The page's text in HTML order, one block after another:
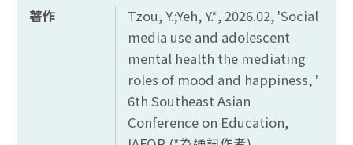
著作
Tzou, Y.;Yeh, Y.*, 2026.02, 'Social
media use and adolescent
mental health the mediating
roles of mood and happiness, '
6th Southeast Asian
Conference on Education,